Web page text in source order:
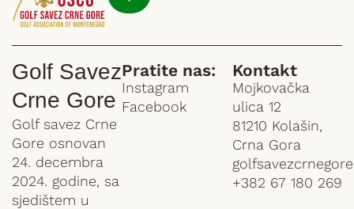
Golf Savez
Crne Gore
Golf savez Crne
Gore osnovan
24. decembra
2024. godine, sa
sjedištem u
Pratite nas:
Instagram
Facebook
Kontakt
Mojkovačka
ulica 12
81210 Kolašin,
Crna Gora
+382 67 180 269